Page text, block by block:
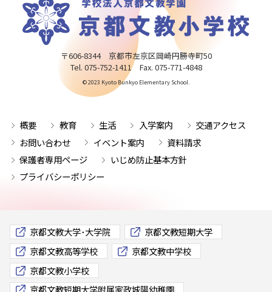
〒606-8344 京都市左京区岡崎円勝寺町50
Tel. 075-752-1411 Fax. 075-771-4848
© 2023 Kyoto Bunkyo Elementary School.
概要 教育 生活 入学案内
交通アクセス
お問い合わせ
イベント案内
資料請求
保護者専用ページ
いじめ防止基本方針
プライバシーポリシー
京都文教大学･大学院
京都文教短期大学
京都文教高等学校
京都文教中学校
京都文教小学校